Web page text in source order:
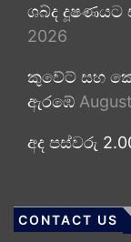
ශබ්ද දූෂණයට
2026
කුවේට් සහ
ඇරඹේ
අද පස්වරු
CONTACT US